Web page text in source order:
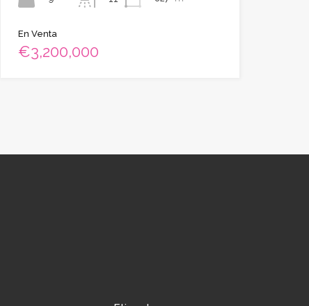
En Venta
€3,200,000